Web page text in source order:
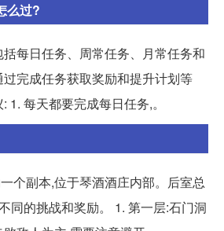
么过?
每日任务、周常任务、月常任务和
完成任务获取奖励和提升计划等
1. 每天都要完成每日任务,。
个副本,位于琴酒酒庄内部。后室总
同的挑战和奖励。 1. 第一层:石门洞